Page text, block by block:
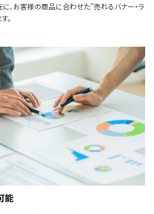
、お客様の商品に合わせた”売れるバナー・ラ
。
能